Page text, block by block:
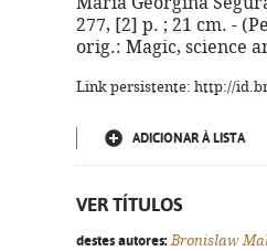
277, [2] p. ; 21 cm. -
orig.: Magic, science
Link persistente: http://
ADICIONAR À LISTA
VER TÍTULOS
destes autores: Bronislaw